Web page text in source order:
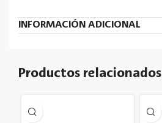
INFORMACIÓN ADICIONAL
Productos relacionados